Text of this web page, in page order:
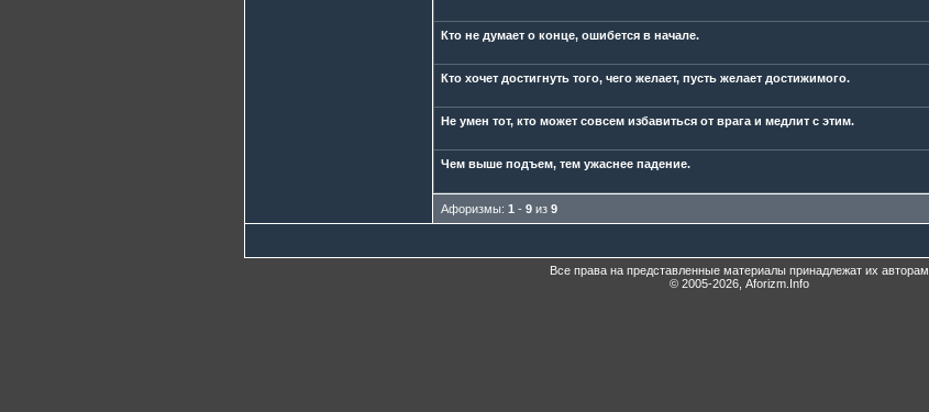
Кто не думает о конце, ошибется в начале.
Кто хочет достигнуть того, чего желает, пусть желает достижимого.
Не умен тот, кто может совсем избавиться от врага и медлит с этим.
Чем выше подъем, тем ужаснее падение.
Афоризмы: 1 - 9 из 9
Все права на представленные материалы принадлежат их авторам
© 2005-2026, Aforizm.Info